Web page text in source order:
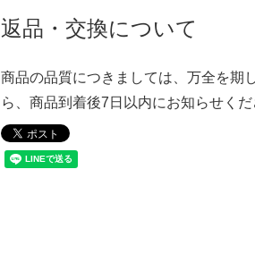
返品・交換について
商品の品質につきましては、万全を期
ら、商品到着後7日以内にお知らせく